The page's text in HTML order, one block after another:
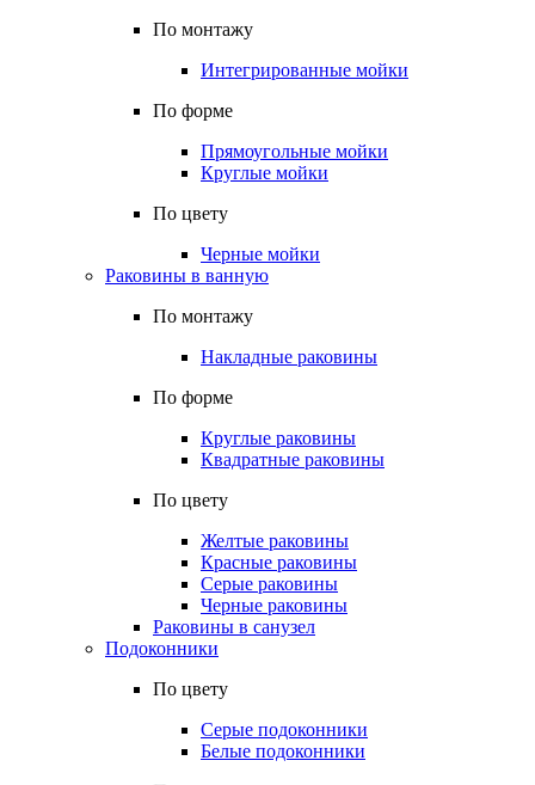
По монтажу
Интегрированные мойки
По форме
Прямоугольные мойки
Круглые мойки
По цвету
Черные мойки
Раковины в ванную
По монтажу
Накладные раковины
По форме
Круглые раковины
Квадратные раковины
По цвету
Желтые раковины
Красные раковины
Серые раковины
Черные раковины
Раковины в санузел
Подоконники
По цвету
Серые подоконники
Белые подоконники